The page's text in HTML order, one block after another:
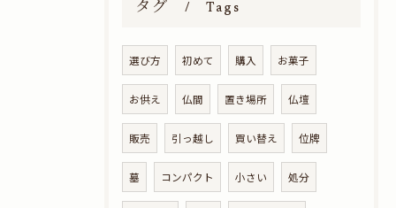
タグ Tags
選び方 初めて 購入 お菓子
お供え 仏間 置き場所 仏壇
販売 引っ越し 買い替え 位牌
墓 コンパクト 小さい 処分